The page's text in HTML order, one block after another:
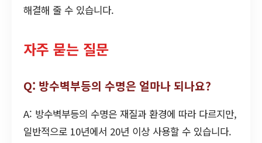
해결해 줄 수 있습니다.
자주 묻는 질문
Q: 방수벽부등의 수명은 얼마나 되나요?
A: 방수벽부등의 수명은 재질과 환경에 따라 다르지만,
일반적으로 10년에서 20년 이상 사용할 수 있습니다.